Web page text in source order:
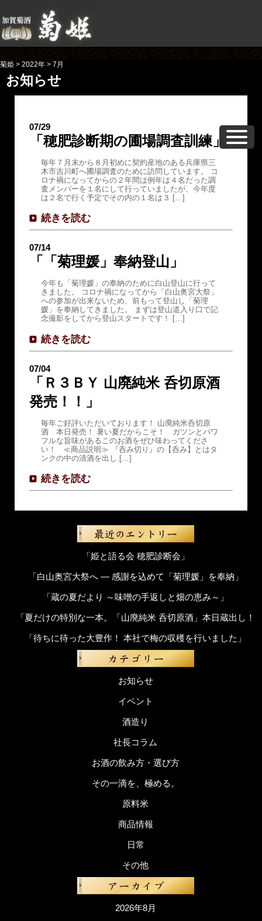
菊姫 > 2022年 > 7月
お知らせ
07/29
「穂肥診断期の圃場調査訓練」
毎年７月末から８月初めに契約産地のある兵庫県三
木市吉川町へ圃場調査のために訪問しています。 コ
ロナ禍になってからの２年間は例年は４名だった調
査メンバーを１名にして行っていましたが、今年度
は２名で行く予定でその内の１名は３ […]
続きを読む
07/14
「「菊理媛」奉納登山」
今年も「菊理媛」の奉納のために白山登山に行って
きました。 コロナ禍になってから「白山奥宮大祭」
への参加が出来ないため、前もって登山し「菊理
媛」を奉納してきました。 まずは登山道入り口で記
念撮影をしてから登山スタートです！ […]
続きを読む
07/04
「Ｒ３ＢＹ 山廃純米 呑切原酒
発売！！」
毎年ご好評いただいております！ 山廃純米呑切原
酒 本日発売！ 暑い夏だからこそ！ ガツンとパワ
フルな旨味があるこのお酒をぜひ味わってくださ
い！ ≪商品説明≫ 『呑み切り』の【呑み】とはタ
ンクの中の清酒を出し […]
続きを読む
「姫と語る会 穂肥診断会」
「白山奥宮大祭へ ― 感謝を込めて「菊理媛」を奉納」
「蔵の夏だより ～味噌の手返しと畑の恵み～」
「夏だけの特別な一本。「山廃純米 呑切原酒」本日蔵出し！
「待ちに待った大豊作！ 本社で梅の収穫を行いました」
お知らせ
イベント
酒造り
社長コラム
お酒の飲み方・選び方
その一滴を、極める。
原料米
商品情報
日常
その他
2026年8月